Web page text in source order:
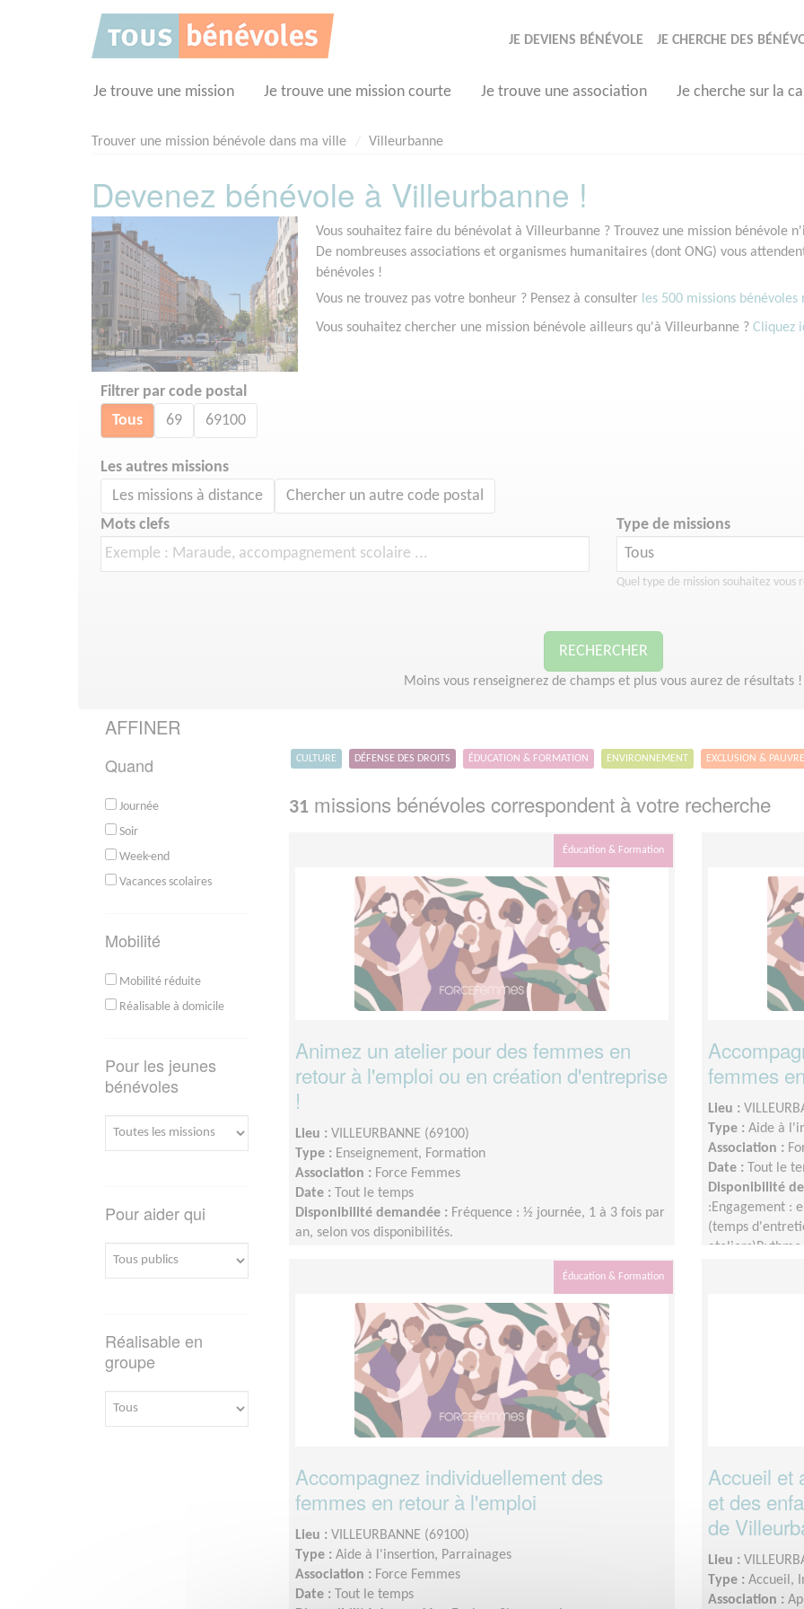
JE DEVIENS BÉNÉVOLE JE CHERCHE DES
Je trouve une mission Je trouve une mission courte Je trouve une association Je cherche sur la
Trouver une mission bénévole dans ma ville Villeurbanne
Devenez bénévole à Villeurbanne !
Vous souhaitez faire du bénévolat à Villeurbanne ? Trouvez une mission bénévole
De nombreuses associations et organismes humanitaires (dont ONG) vous
bénévoles !
Vous ne trouvez pas votre bonheur ? Pensez à consulter les 500 missions
Vous souhaitez chercher une mission bénévole ailleurs qu'à Villeurbanne ? Cliquez
Filtrer par code postal
Tous 69 69100
Les autres missions
Les missions à distance Chercher un autre code postal
Mots clefs Type de missions
Quel type de mission souhaitez vous
RECHERCHER
Moins vous renseignerez de champs et plus vous aurez de résultats !
AFFINER
Quand
Journée
Soir
Week-end
Vacances scolaires
Mobilité
Mobilité réduite
Réalisable à domicile
Pour les jeunes
bénévoles
Pour aider qui
Réalisable en
groupe
CULTURE DÉFENSE DES DROITS ÉDUCATION & FORMATION ENVIRONNEMENT EXCLUSION &
31 missions bénévoles correspondent à votre recherche
Éducation & Formation
Animez un atelier pour des femmes en
retour à l'emploi ou en création d'entreprise
!
Lieu : VILLEURBANNE (69100)
Type : Enseignement, Formation
Association : Force Femmes
Date : Tout le temps
Disponibilité demandée : Fréquence : ½ journée, 1 à 3 fois par
an, selon vos disponibilités.
femmes
Lieu :
Type : Aide à
Association :
Date : Tout le
Disponibilité
:Engagement :
(temps
moisNombre
Éducation & Formation
Accompagnez individuellement des
femmes en retour à l'emploi
Lieu : VILLEURBANNE (69100)
Type : Aide à l'insertion, Parrainages
Association : Force Femmes
Date : Tout le temps
Accueil et
et des
de
Lieu :
Type : Accueil,
Association :